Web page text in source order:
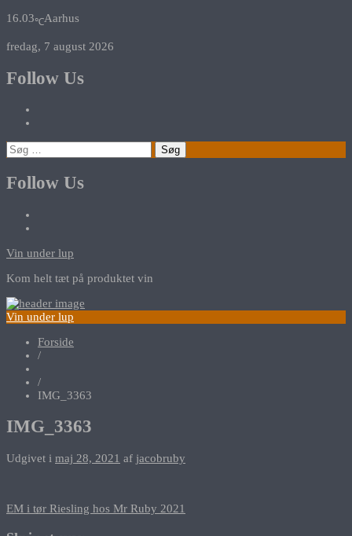
16.03℃Aarhus
fredag, 7 august 2026
Follow Us
Søg
efter:
Follow Us
Vin under lup
Kom helt tæt på produktet vin
Vin under lup
Forside
/
/
IMG_3363
IMG_3363
Udgivet i maj 28, 2021 af jacobruby
Indlægsnavigation
EM i tør Riesling hos Mr Ruby 2021